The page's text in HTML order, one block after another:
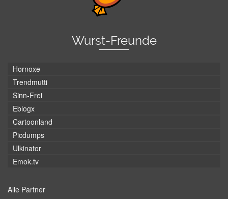
Wurst-Freunde
Hornoxe
Trendmutti
Sinn-Frei
Eblogx
Cartoonland
Picdumps
Ulkinator
Emok.tv
Alle Partner